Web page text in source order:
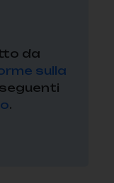
da
sulla
.